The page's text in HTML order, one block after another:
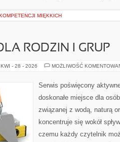
MIĘKKICH
RODZIN I GRUP
KWI - 28 - 2026 MOŻLIWOŚĆ
Serwis poświęcony
doskonałe miejsce dla
związanej z wodą, naturą
koncentruje się wokół
czemu każdy czytelnik